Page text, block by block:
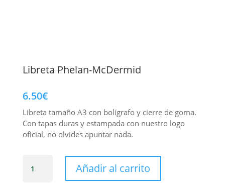
Libreta Phelan-McDermid
6.50€
Libreta tamaño A3 con bolígrafo y cierre de goma.
Con tapas duras y estampada con nuestro logo
oficial, no olvides apuntar nada.
Phelan-
Añadir al carrito